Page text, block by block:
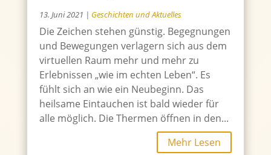
13. Juni 2021 | Geschichten und Aktuelles
Die Zeichen stehen günstig. Begegnungen
und Bewegungen verlagern sich aus dem
virtuellen Raum mehr und mehr zu
Erlebnissen „wie im echten Leben“. Es
fühlt sich an wie ein Neubeginn. Das
heilsame Eintauchen ist bald wieder für
alle möglich. Die Thermen öffnen in den...
Mehr Lesen